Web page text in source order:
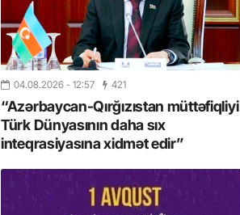
04.08.2026 - 12:57 421
“Azərbaycan-Qırğızıstan müttəfiqliyi
Türk Dünyasının daha sıx
inteqrasiyasına xidmət edir”